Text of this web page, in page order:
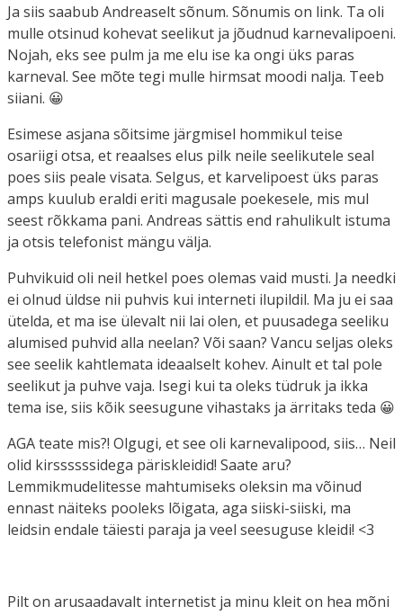
Ja siis saabub Andreaselt sõnum. Sõnumis on link. Ta oli
mulle otsinud kohevat seelikut ja jõudnud karnevalipoeni.
Nojah, eks see pulm ja me elu ise ka ongi üks paras
karneval. See mõte tegi mulle hirmsat moodi nalja. Teeb
siiani. 😀
Esimese asjana sõitsime järgmisel hommikul teise
osariigi otsa, et reaalses elus pilk neile seelikutele seal
poes siis peale visata. Selgus, et karvelipoest üks paras
amps kuulub eraldi eriti magusale poekesele, mis mul
seest rõkkama pani. Andreas sättis end rahulikult istuma
ja otsis telefonist mängu välja.
Puhvikuid oli neil hetkel poes olemas vaid musti. Ja needki
ei olnud üldse nii puhvis kui interneti ilupildil. Ma ju ei saa
ütelda, et ma ise ülevalt nii lai olen, et puusadega seeliku
alumised puhvid alla neelan? Või saan? Vancu seljas oleks
see seelik kahtlemata ideaalselt kohev. Ainult et tal pole
seelikut ja puhve vaja. Isegi kui ta oleks tüdruk ja ikka
tema ise, siis kõik seesugune vihastaks ja ärritaks teda 😀
AGA teate mis?! Olgugi, et see oli karnevalipood, siis… Neil
olid kirssssssidega päriskleidid! Saate aru?
Lemmikmudelitesse mahtumiseks oleksin ma võinud
ennast näiteks pooleks lõigata, aga siiski-siiski, ma
leidsin endale täiesti paraja ja veel seesuguse kleidi! <3
Pilt on arusaadavalt internetist ja minu kleit on hea mõni